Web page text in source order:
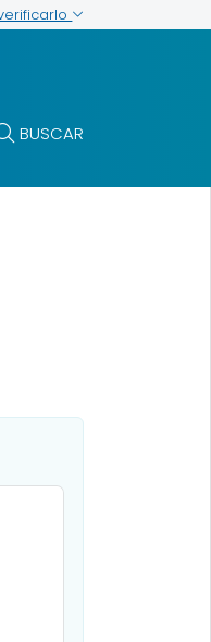
BUSCAR